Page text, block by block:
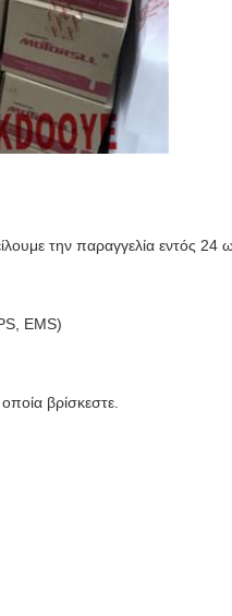
την παραγγελία εντός 24
EMS)
βρίσκεστε.